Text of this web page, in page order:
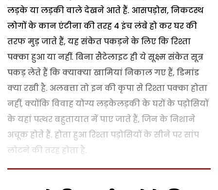
लड़के या लड़की वाले देखने आते हैं. आसपड़ोस, निकटस्थ
लोगों के कान एंटीना की तरह 4 इंच लंबे हो कर घर की
तरफ मुड़ जाते हैं, यह संकेत पकड़ने के लिए कि रिश्ता
पक्का हुआ या नहीं. बिना सैटेलाइट ही ये सूक्ष्म संकेत सूत्र
पकड़ लेते हैं कि क्याक्या खामियां निकाल गए हैं, डिमांड
क्या रखी है. अलबत्ता तो इन की कृपा से रिश्ता पक्का होता
नहीं, क्योंकि विवाह योग्य लड़केलड़की के घरों के पड़ोसियों
के यहां पत्थर बहुतायात में पाए जाते हैं, जिन के निशाने
अचूक होते हैं. होता हुआ रिश्ता पड़ोसियों के सीने पर सांप
लोटने की तरह होता है.